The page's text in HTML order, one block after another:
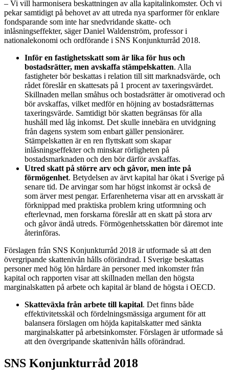
– Vi vill harmonisera beskattningen av alla kapitalinkomster. Och vi
pekar samtidigt på behovet av att utreda nya sparformer för enklare
fondsparande som inte har snedvridande skatte- och
inlåsningseffekter, säger Daniel Waldenström, professor i
nationalekonomi och ordförande i SNS Konjunkturråd 2018.
Inför en fastighetsskatt som är lika för hus och
bostadsrätter, men avskaffa stämpelskatten. Alla
fastigheter bör beskattas i relation till sitt marknadsvärde, och
rådet föreslår en skattesats på 1 procent av taxeringsvärdet.
Skillnaden mellan småhus och bostadsrätter är omotiverad och
bör avskaffas, vilket medför en höjning av bostadsrätternas
taxeringsvärde. Samtidigt bör skatten begränsas för alla
hushåll med låg inkomst. Det skulle innebära en utvidgning
från dagens system som enbart gäller pensionärer.
Stämpelskatten är en ren flyttskatt som skapar
inlåsningseffekter och minskar rörligheten på
bostadsmarknaden och den bör därför avskaffas.
Utred skatt på större arv och gåvor, men inte på
förmögenhet. Betydelsen av ärvt kapital har ökat i Sverige på
senare tid. De arvingar som har högst inkomst är också de
som ärver mest pengar. Erfarenheterna visar att en arvsskatt är
förknippad med praktiska problem kring utformning och
efterlevnad, men forskarna föreslår att en skatt på stora arv
och gåvor ändå utreds. Förmögenhetsskatten bör däremot inte
återinföras.
Förslagen från SNS Konjunkturråd 2018 är utformade så att den
övergripande skattenivån hålls oförändrad. I Sverige beskattas
personer med hög lön hårdare än personer med inkomster från
kapital och rapporten visar att skillnaden mellan den högsta
marginalskatten på arbete och kapital är bland de högsta i OECD.
Skatteväxla från arbete till kapital. Det finns både
effektivitetsskäl och fördelningsmässiga argument för att
balansera förslagen om höjda kapitalskatter med sänkta
marginalskatter på arbetsinkomster. Förslagen är utformade så
att den övergripande skattenivån hålls oförändrad.
SNS Konjunkturråd 2018